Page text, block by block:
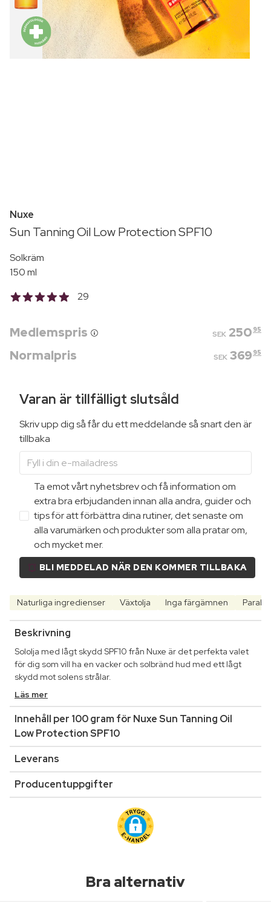
Nuxe
Sun Tanning Oil Low Protection SPF10
Solkräm
150 ml
29
Medlemspris SEK 250 95
Normalpris SEK 369 95
Varan är tillfälligt slutsåld
Skriv upp dig så får du ett meddelande så snart den är
tillbaka
Ta emot vårt nyhetsbrev och få information om
extra bra erbjudanden innan alla andra, guider och
tips för att förbättra dina rutiner, det senaste om
alla varumärken och produkter som alla pratar om,
och mycket mer.
BLI MEDDELAD NÄR DEN KOMMER TILLBAKA
Naturliga ingredienser Växtolja Inga färgämnen
Beskrivning
Sololja med lågt skydd SPF10 från Nuxe är det perfekta valet
för dig som vill ha en vacker och solbränd hud med ett lågt
skydd mot solens strålar.
Läs mer
Innehåll per 100 gram för Nuxe Sun Tanning Oil
Low Protection SPF10
Leverans
Producentuppgifter
Bra alternativ